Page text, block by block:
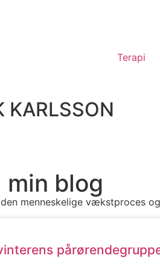
Terapi
KARLSSON
min blog
menneskelige vækstproces